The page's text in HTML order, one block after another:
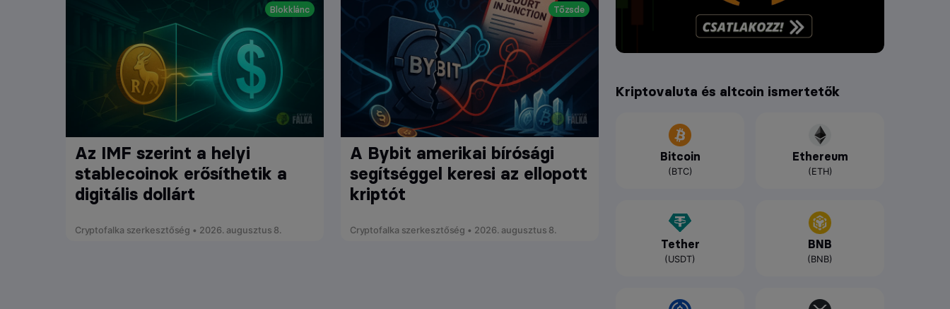
Blokklánc
Az IMF szerint a helyi
stablecoinok erősíthetik a
digitális dollárt
Cryptofalka szerkesztőség • 2026. augusztus 8.
Tőzsde
A Bybit amerikai bírósági
segítséggel keresi az ellopott
kriptót
Cryptofalka szerkesztőség • 2026. augusztus 8.
Kriptovaluta és altcoin ismertetők
Bitcoin
(BTC)
Ethereum
(ETH)
Tether
(USDT)
BNB
(BNB)